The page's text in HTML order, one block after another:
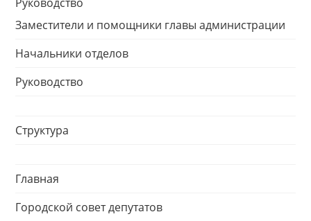
Заместители и помощники главы администрации
Начальники отделов
Руководство
Структура
Главная
Городской совет депутатов